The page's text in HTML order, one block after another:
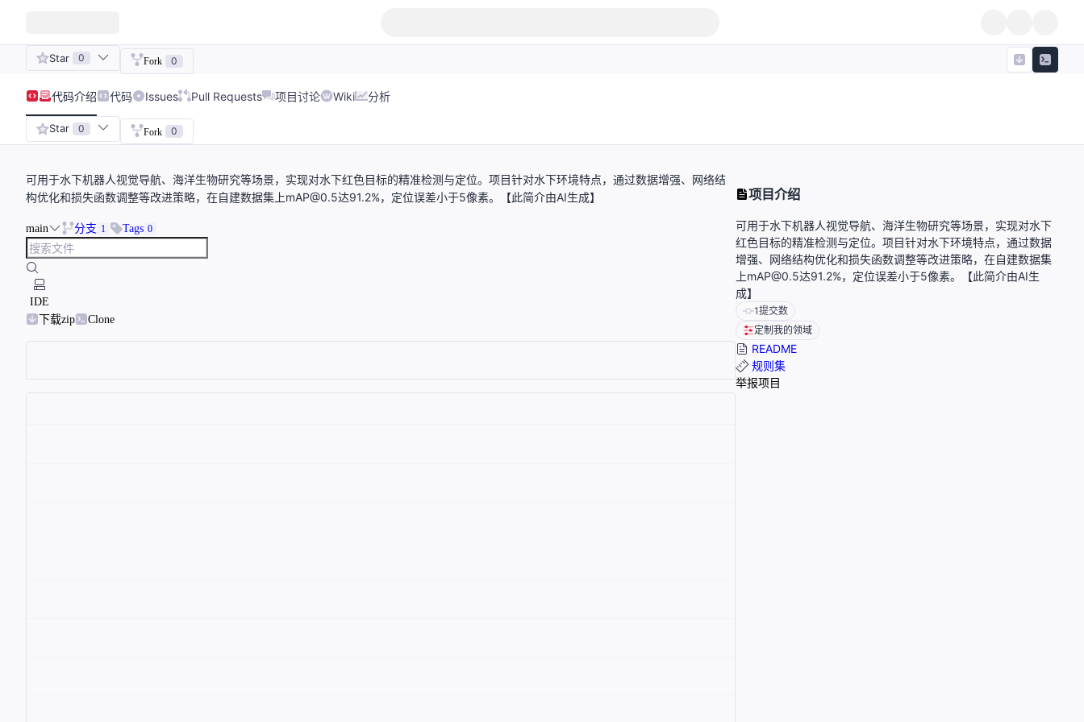
Star 0 Fork 0
代码介绍 代码 Issues Pull Requests 项目讨论 Wiki 分析
Star 0 Fork 0
可用于水下机器人视觉导航、海洋生物研究等场景，实现对水下红色目标的精准检测与定位。项目针对水下环境特点，通过数据增强、网络结
构优化和损失函数调整等改进策略，在自建数据集上mAP@0.5达91.2%，定位误差小于5像素。【此简介由AI生成】
main 分支 1 Tags 0
IDE
下载zip
Clone
项目介绍
可用于水下机器人视觉导航、海洋生物研究等场景，实现对水下
红色目标的精准检测与定位。项目针对水下环境特点，通过数据
增强、网络结构优化和损失函数调整等改进策略，在自建数据集
上mAP@0.5达91.2%，定位误差小于5像素。【此简介由AI生
成】
1提交数
定制我的领域
README
规则集
举报项目